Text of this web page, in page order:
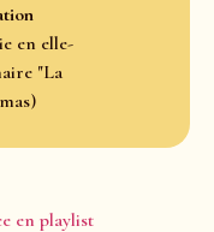
en elle-
"La
en playlist